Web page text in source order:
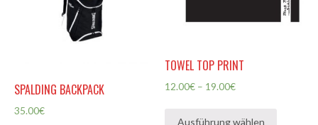
SPALDING BACKPACK
35.00€
TOWEL TOP PRINT
12.00€ – 19.00€
Ausführung wählen